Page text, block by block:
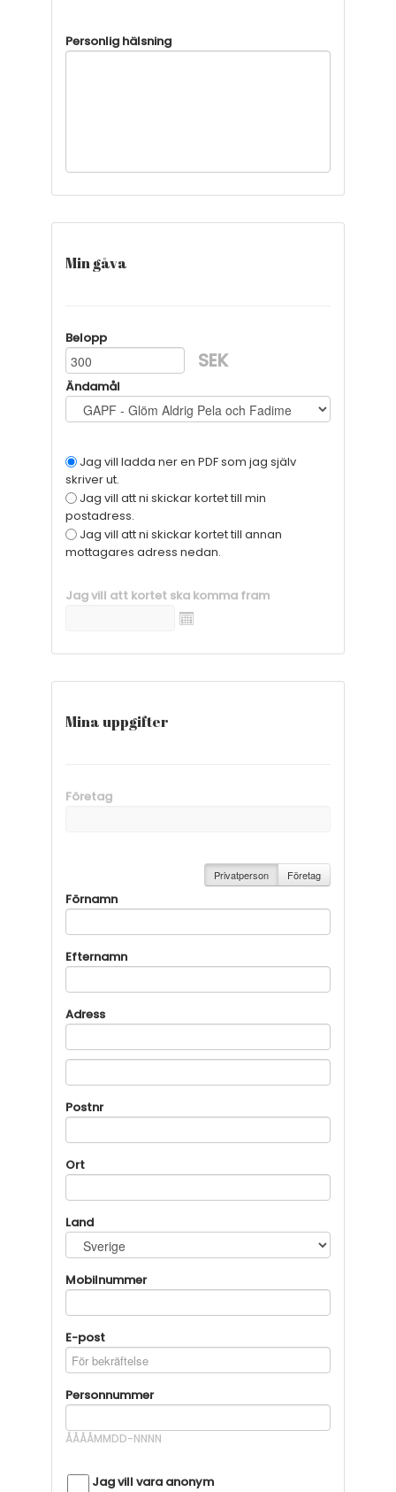
Personlig hälsning
Min gåva
Belopp
SEK
Ändamål
Jag vill ladda ner en PDF som jag själv
skriver ut.
Jag vill att ni skickar kortet till min
postadress.
Jag vill att ni skickar kortet till annan
mottagares adress nedan.
Jag vill att kortet ska komma fram
Mina uppgifter
Företag
Privatperson Företag
Förnamn
Efternamn
Adress
Postnr
Ort
Land
Mobilnummer
E-post
Personnummer
ÅÅÅÅMMDD-NNNN
Jag vill vara anonym